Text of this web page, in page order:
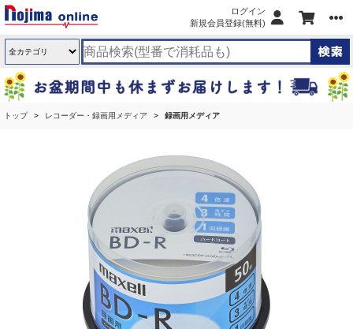
ログイン
新規会員登録(無料)
トップ レコーダー・録画用メディア 録画用メディア